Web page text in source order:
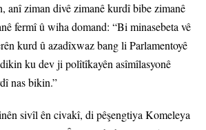
anî ziman divê zimanê kurdî bibe zimanê
fermî û wiha domand: “Bi minasebeta vê
kurd û azadîxwaz bang li Parlamentoyê
ku dev ji polîtîkayên asîmîlasyonê
nas bikin.”
sivîl ên civakî, di pêşengtiya Komeleya